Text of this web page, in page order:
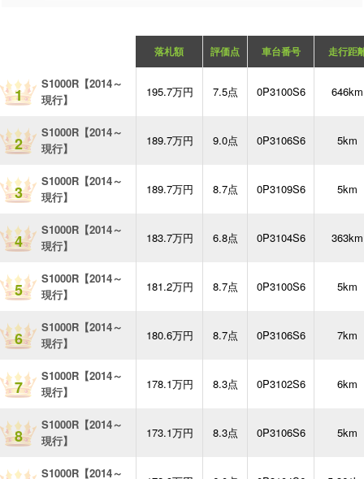
落札額 評価点 車台番号 走行距
1
S1000R【2014～
現行】
195.7万円 7.5点 0P3100S6 646km
2
S1000R【2014～
現行】
189.7万円 9.0点 0P3106S6 5km
3
S1000R【2014～
現行】
189.7万円 8.7点 0P3109S6 5km
4
S1000R【2014～
現行】
183.7万円 6.8点 0P3104S6 363km
5
S1000R【2014～
現行】
181.2万円 8.7点 0P3100S6 5km
6
S1000R【2014～
現行】
180.6万円 8.7点 0P3106S6 7km
7
S1000R【2014～
現行】
178.1万円 8.3点 0P3102S6 6km
8
S1000R【2014～
現行】
173.1万円 8.3点 0P3106S6 5km
S1000R【2014～